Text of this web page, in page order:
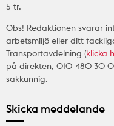
5 tr.
Obs! Redaktionen svarar
arbetsmiljö eller ditt
Transportavdelning (klicka
på direkten, 010-480 30
sakkunnig.
Skicka meddelande